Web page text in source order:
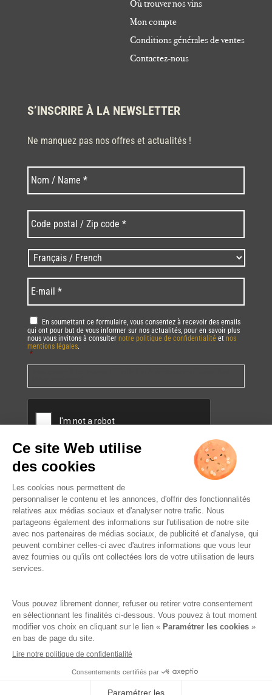
Où trouver nos vins
Mon compte
Conditions générales de ventes
Contactez-nous
S’INSCRIRE À LA NEWSLETTER
Ne manquez pas nos offres et actualités !
Nom * Nom
postal
/
Zip
code
* *
Langues
/
Language *
mail *
RGPD *
En soumettant ce formulaire, vous consentez à recevoir des emails
qui ont pour but de vous informer sur nos actualités, pour en savoir plus
nous vous invitons à consulter notre politique de confidentialité et nos
mentions légales.
*
L’ABUS D’ALCOOL EST
DANGEREUX POUR LA SANTÉ.
MODÉRATION.
Réalisation par AttrapTemps